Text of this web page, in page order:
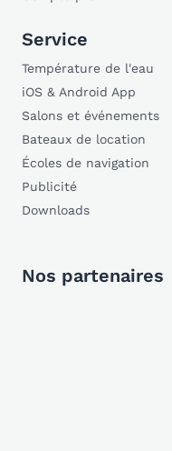
Service
Température de l'eau
iOS & Android App
Salons et événements
Bateaux de location
Écoles de navigation
Publicité
Downloads
Nos partenaires